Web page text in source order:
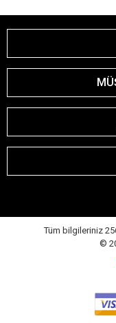
Tüm bilgileriniz
©